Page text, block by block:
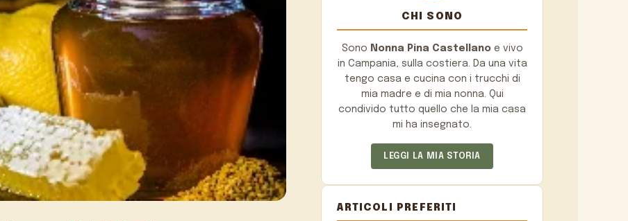
CHI SONO
Sono Nonna Pina Castellanoe vivo
in Campania, sulla costiera. Da una vita
tengo casa e cucina con i trucchi di
mia madre e di mia nonna. Qui
condivido tutto quello che la mia casa
mi ha insegnato.
LEGGI LA MIA STORIA
ARTICOLI PREFERITI